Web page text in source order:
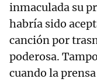
inmaculada su
habría sido
canción por
poderosa.
cuando la